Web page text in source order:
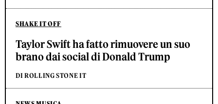
SHAKE IT OFF
Taylor Swift ha fatto rimuovere un suo
brano dai social di Donald Trump
DI ROLLING STONE IT